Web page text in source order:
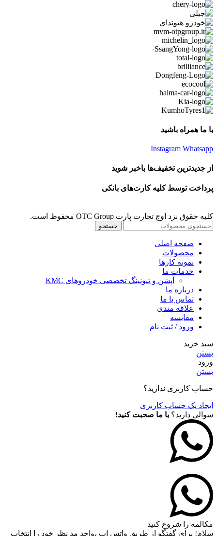
با ما همراه باشید
Instagram Whatsapp
از جدیدترین تخفیف‌ها باخبر شوید
پرداخت توسط کلیه کارت‌های بانکی
کلیه حقوق نزد اوج تجارت پارت OTC Group محفوظ است.
جستجو
صفحه اصلی
محصولات
نمونه کارها
خدمات ما
آپشن و تیونینگ تخصصی خودروهای KMC
درباره ما
تماس با ما
علاقه مندی
مقايسه
ورود / ثبت نام
سبد خرید
بستن
ورود
بستن
حساب کاربری ندارید؟
ایجاد یک حساب کاربری
سوالی دارید؟ با ما صحبت کنید!
مکالمه را شروع کنید
سلام! برای گفتگو از طریق واتس اپ ،واحد مد نظر خود را انتخاب